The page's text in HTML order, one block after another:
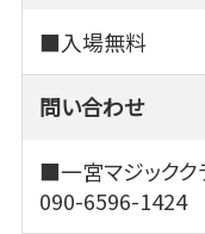
■入場無料
問い合わせ
■一宮マジックク
090-6596-1424